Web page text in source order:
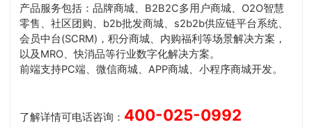
产品服务包括：品牌商城、B2B2C多用户商城、O2O智慧
零售、社区团购、b2b批发商城、s2b2b供应链平台系统、
会员中台(SCRM)，积分商城、内购福利等场景解决方案，
以及MRO、快消品等行业数字化解决方案。
前端支持PC端、微信商城、APP商城、小程序商城开发。
了解详情可电话咨询： 400-025-0992